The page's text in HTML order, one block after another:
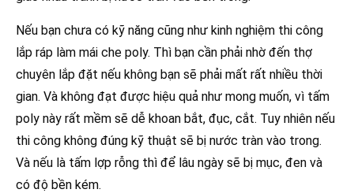
Nếu bạn chưa có kỹ năng cũng như kinh nghiệm thi công
lắp ráp làm mái che poly. Thì bạn cần phải nhờ đến thợ
chuyên lắp đặt nếu không bạn sẽ phải mất rất nhiều thời
gian. Và không đạt được hiệu quả như mong muốn, vì tấm
poly này rất mềm sẽ dễ khoan bắt, đục, cắt. Tuy nhiên nếu
thi công không đúng kỹ thuật sẽ bị nước tràn vào trong.
Và nếu là tấm lợp rỗng thì để lâu ngày sẽ bị mục, đen và
có độ bền kém.